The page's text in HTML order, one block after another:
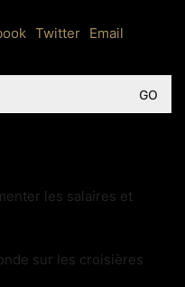
Twitter Email
les salaires et
sur les croisières